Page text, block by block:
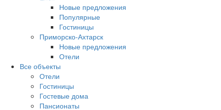
Новые предложения
Популярные
Гостиницы
Приморско-Ахтарск
Новые предложения
Отели
Все объекты
Отели
Гостиницы
Гостевые дома
Пансионаты